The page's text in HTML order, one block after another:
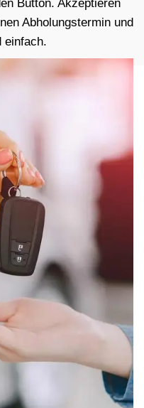
Button. Akzeptieren
Abholungstermin und
einfach.